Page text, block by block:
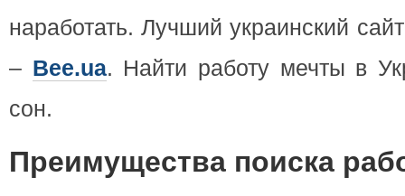
наработать.Лучший украинский
– Bee.ua. Найти работу мечты в
сон.
Преимущества поиска